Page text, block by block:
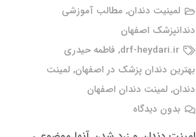
لمینیت دندان, مطالب آموزشی
دندانپزشک اصفهان
drf-heydari.ir
, فاطمه حیدری
بهترین دندان پزشک در اصفهان, لمینت
دندان, لمینت دندان اصفهان
بدون دیدگاه